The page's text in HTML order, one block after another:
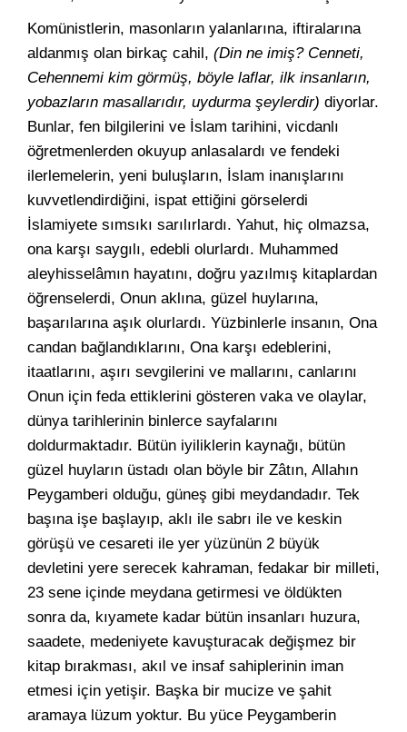
Komünistlerin, masonların yalanlarına, iftiralarına
aldanmış olan birkaç cahil, (Din ne imiş? Cenneti,
Cehennemi kim görmüş, böyle laflar, ilk insanların,
yobazların masallarıdır, uydurma şeylerdir) diyorlar.
Bunlar, fen bilgilerini ve İslam tarihini, vicdanlı
öğretmenlerden okuyup anlasalardı ve fendeki
ilerlemelerin, yeni buluşların, İslam inanışlarını
kuvvetlendirdiğini, ispat ettiğini görselerdi
İslamiyete sımsıkı sarılırlardı. Yahut, hiç olmazsa,
ona karşı saygılı, edebli olurlardı. Muhammed
aleyhisselâmın hayatını, doğru yazılmış kitaplardan
öğrenselerdi, Onun aklına, güzel huylarına,
başarılarına aşık olurlardı. Yüzbinlerle insanın, Ona
candan bağlandıklarını, Ona karşı edeblerini,
itaatlarını, aşırı sevgilerini ve mallarını, canlarını
Onun için feda ettiklerini gösteren vaka ve olaylar,
dünya tarihlerinin binlerce sayfalarını
doldurmaktadır. Bütün iyiliklerin kaynağı, bütün
güzel huyların üstadı olan böyle bir Zâtın, Allahın
Peygamberi olduğu, güneş gibi meydandadır. Tek
başına işe başlayıp, aklı ile sabrı ile ve keskin
görüşü ve cesareti ile yer yüzünün 2 büyük
devletini yere serecek kahraman, fedakar bir milleti,
23 sene içinde meydana getirmesi ve öldükten
sonra da, kıyamete kadar bütün insanları huzura,
saadete, medeniyete kavuşturacak değişmez bir
kitap bırakması, akıl ve insaf sahiplerinin iman
etmesi için yetişir. Başka bir mucize ve şahit
aramaya lüzum yoktur. Bu yüce Peygamberin